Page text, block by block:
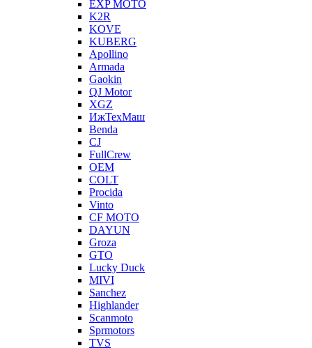
EXP MOTO
K2R
KOVE
KUBERG
Apollino
Armada
Gaokin
QJ Motor
XGZ
ИжТехМаш
Benda
CJ
FullCrew
OEM
COLT
Procida
Vinto
CF MOTO
DAYUN
Groza
GTO
Lucky Duck
MIVI
Sanchez
Highlander
Scanmoto
Sprmotors
TVS